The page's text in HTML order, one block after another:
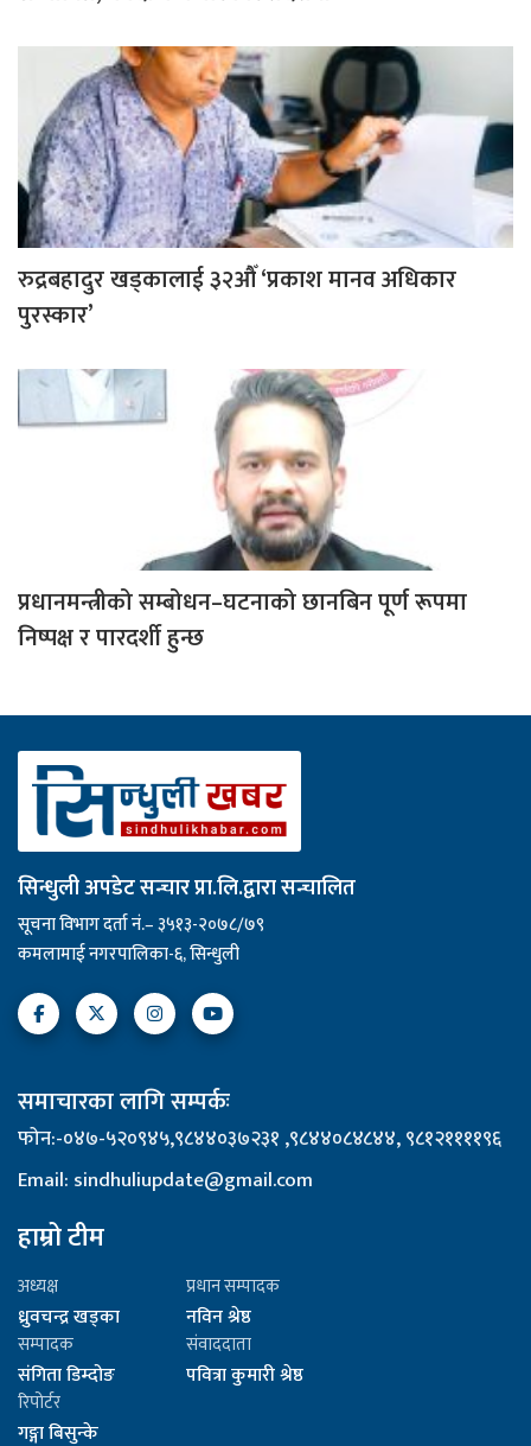
रुद्रबहादुर खड्कालाई ३२औँ ‘प्रकाश मानव अधिकार
पुरस्कार’
प्रधानमन्त्रीको सम्बोधन–घटनाको छानबिन पूर्ण रूपमा
निष्पक्ष र पारदर्शी हुन्छ
सिन्धुली अपडेट सन्चार प्रा.लि.द्वारा सन्चालित
सूचना विभाग दर्ता नं.– ३५१३-२०७८/७९
कमलामाई नगरपालिका-६, सिन्धुली
समाचारका लागि सम्पर्कः
फोन:-०४७-५२०९४५,९८४४०३७२३१ ,९८४४०८४८४४, ९८१२११११९६
Email: sindhuliupdate@gmail.com
हाम्रो टीम
अध्यक्ष
ध्रुवचन्द्र खड्का
प्रधान सम्पादक
नविन श्रेष्ठ
सम्पादक
संगिता डिम्दोङ
संवाददाता
पवित्रा कुमारी श्रेष्ठ
रिपोर्टर
गङ्गा बिसुन्के